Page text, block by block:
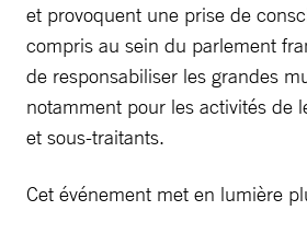
et provoquent une prise de
compris au sein du parlement
de responsabiliser les grandes
notamment pour les activités de
et sous-traitants.
Cet événement met en lumière